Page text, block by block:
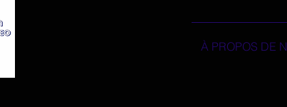
À PROPOS DE